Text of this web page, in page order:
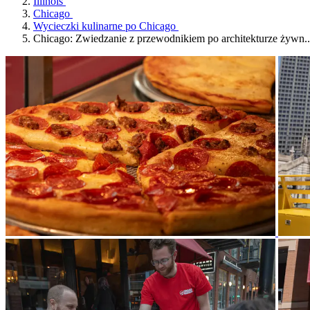
Chicago
Wycieczki kulinarne po Chicago
Chicago: Zwiedzanie z przewodnikiem po architekturze